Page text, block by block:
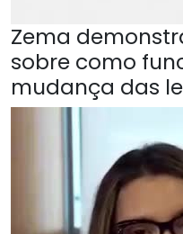
Zema
sobre como
mudança das